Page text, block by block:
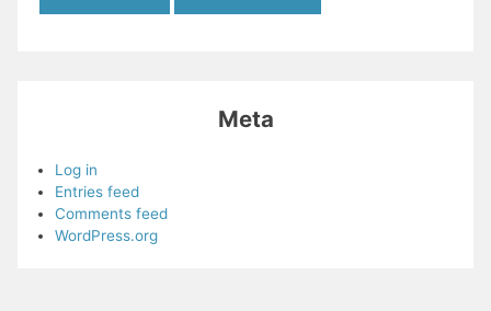
Meta
Log in
Entries feed
Comments feed
WordPress.org